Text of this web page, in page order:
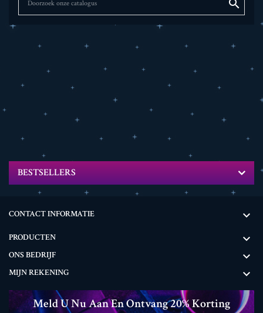

BESTSELLERS
CONTACT INFORMATIE 
PRODUCTEN 
ONS BEDRIJF 
MIJN REKENING 
Meld U Nu Aan En Ontvang 20% ​​korting